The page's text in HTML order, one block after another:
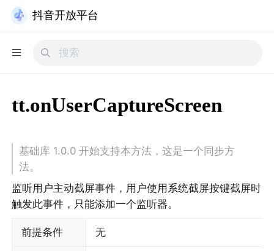
抖音开放平台
tt.onUserCaptureScreen
基础库 1.0.0 开始支持本方法，这是一个同步方
法。
监听用户主动截屏事件，用户使用系统截屏按键截屏时
触发此事件，只能添加一个监听器。
前提条件 无